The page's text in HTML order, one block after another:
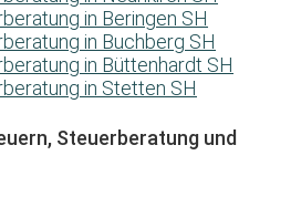
in Beringen SH
in Buchberg SH
in Büttenhardt SH
in Stetten SH
Steuerberatung und